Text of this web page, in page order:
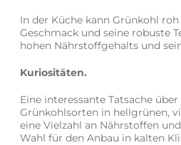
In der Küche kann Grünkohl
Geschmack und seine robuste
hohen Nährstoffgehalts und
Kuriositäten.
Eine interessante Tatsache
Grünkohlsorten in hellgrünen,
eine Vielzahl an Nährstoffen
Wahl für den Anbau in kalten